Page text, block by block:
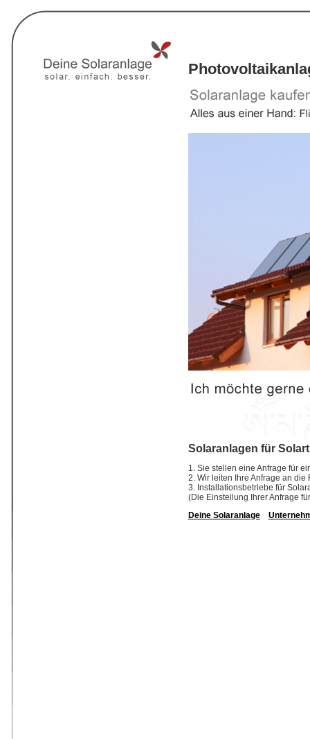
Solaranlagen für
1. Sie stellen eine Anfrage für
2. Wir leiten Ihre Anfrage an
3. Installationsbetriebe für
(Die Einstellung Ihrer Anfrage
Deine Solaranlage